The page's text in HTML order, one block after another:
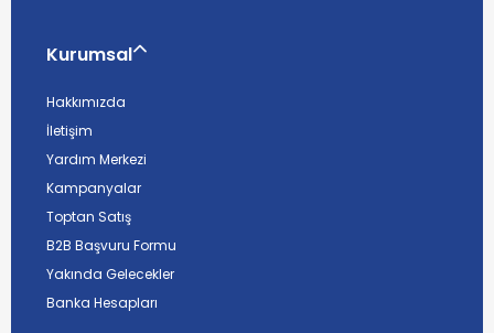
Kurumsal
Hakkımızda
İletişim
Yardım Merkezi
Kampanyalar
Toptan Satış
B2B Başvuru Formu
Yakında Gelecekler
Banka Hesapları